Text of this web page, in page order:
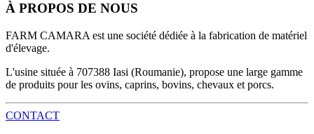
À PROPOS DE NOUS
FARM CAMARA est une société dédiée à la fabrication de matériel
d'élevage.
L'usine située à 707388 Iasi (Roumanie), propose une large gamme
de produits pour les ovins, caprins, bovins, chevaux et porcs.
CONTACT